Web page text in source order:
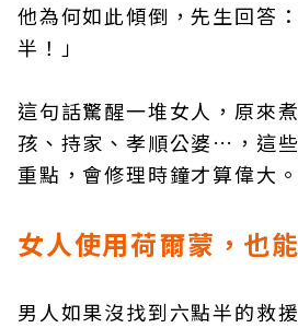
他為何如此傾倒，先生回答
半！」
這句話驚醒一堆女人，原來
孩、持家、孝順公婆…，這
重點，會修理時鐘才算偉大。
女人使用荷爾蒙，也
男人如果沒找到六點半的救